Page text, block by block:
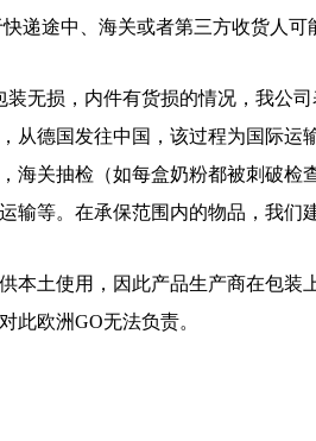
快递途中、海关或者第三方收货人
装无损，内件有货损的情况，我公
从德国发往中国，该过程为国际
海关抽检（如每盒奶粉都被刺破
输等。在承保范围内的物品，我们
本土使用，因此产品生产商在包
此欧洲GO无法负责。